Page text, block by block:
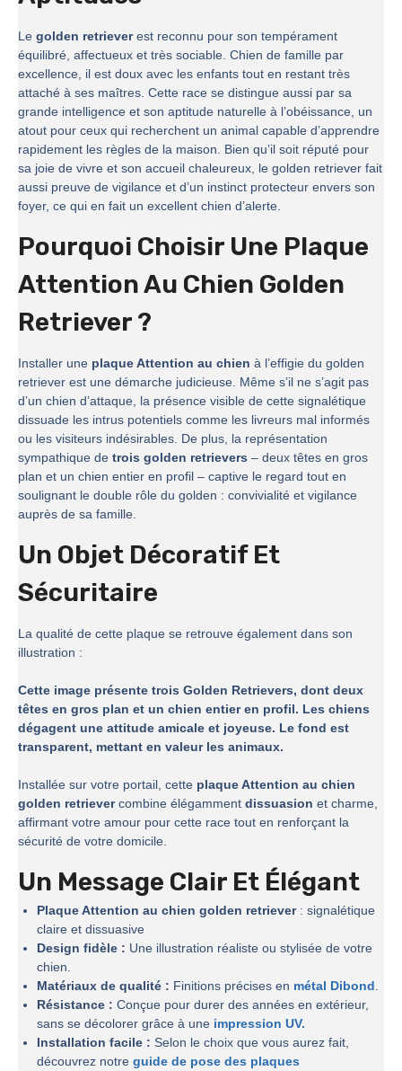
Le golden retrieverest reconnu pour son tempérament
équilibré, affectueux et très sociable. Chien de famille par
excellence, il est doux avec les enfants tout en restant très
attaché à ses maîtres. Cette race se distingue aussi par sa
grande intelligence et son aptitude naturelle à l’obéissance, un
atout pour ceux qui recherchent un animal capable d’apprendre
rapidement les règles de la maison. Bien qu’il soit réputé pour
sa joie de vivre et son accueil chaleureux, le golden retriever fait
aussi preuve de vigilance et d’un instinct protecteur envers son
foyer, ce qui en fait un excellent chien d’alerte.
Pourquoi Choisir Une Plaque
Attention Au Chien Golden
Retriever ?
Installer une plaque Attention au chien à l’effigie du golden
retriever est une démarche judicieuse. Même s’il ne s’agit pas
d’un chien d’attaque, la présence visible de cette signalétique
dissuade les intrus potentiels comme les livreurs mal informés
ou les visiteurs indésirables. De plus, la représentation
sympathique de trois golden retrievers – deux têtes en gros
plan et un chien entier en profil – captive le regard tout en
soulignant le double rôle du golden : convivialité et vigilance
auprès de sa famille.
Un Objet Décoratif Et
Sécuritaire
La qualité de cette plaque se retrouve également dans son
illustration :
Cette image présente trois Golden Retrievers, dont deux
têtes en gros plan et un chien entier en profil. Les chiens
dégagent une attitude amicale et joyeuse. Le fond est
transparent, mettant en valeur les animaux.
Installée sur votre portail, cette plaque Attention au chien
golden retrievercombine élégamment dissuasion et charme,
affirmant votre amour pour cette race tout en renforçant la
sécurité de votre domicile.
Un Message Clair Et Élégant
Plaque Attention au chien golden retriever: signalétique
claire et dissuasive
Design fidèle : Une illustration réaliste ou stylisée de votre
chien.
Matériaux de qualité : Finitions précises en métal Dibond.
Résistance : Conçue pour durer des années en extérieur,
sans se décolorer grâce à une impression UV.
Installation facile : Selon le choix que vous aurez fait,
découvrez notre guide de pose des plaques